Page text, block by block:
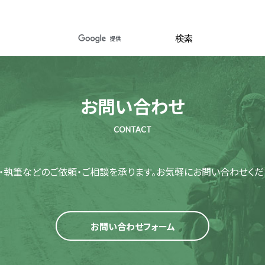
お問い合わせ
CONTACT
執筆などのご依頼・ご相談を承ります。お気軽にお問い合わせくだ
お問い合わせフォーム